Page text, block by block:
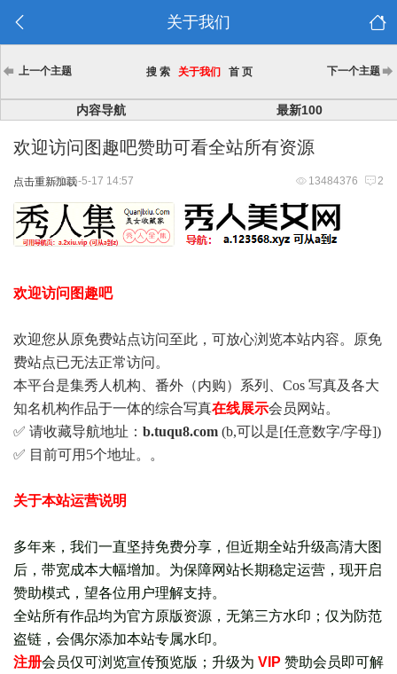
关于我们
上一个主题 搜 索 关于我们 首 页 下一个主题
内容导航 最新100
欢迎访问图趣吧赞助可看全站所有资源
点击重新加载 13484376 2
2025-5-17 14:57
欢迎访问图趣吧
欢迎您从原免费站点访问至此，可放心浏览本站内容。原免
费站点已无法正常访问。
本平台是集秀人机构、番外（内购）系列、Cos 写真及各大
知名机构作品于一体的综合写真在线展示会员网站。
✅ 请收藏导航地址： b.tuqu8.com (b,可以是[任意数字/字母])
✅ 目前可用5个地址。。
关于本站运营说明
多年来，我们一直坚持免费分享，但近期全站升级高清大图
后，带宽成本大幅增加。为保障网站长期稳定运营，现开启
赞助模式，望各位用户理解支持。
全站所有作品均为官方原版资源，无第三方水印；仅为防范
盗链，会偶尔添加本站专属水印。
注册会员仅可浏览宣传预览版 ； 升级为 VIP 赞助会员即可解